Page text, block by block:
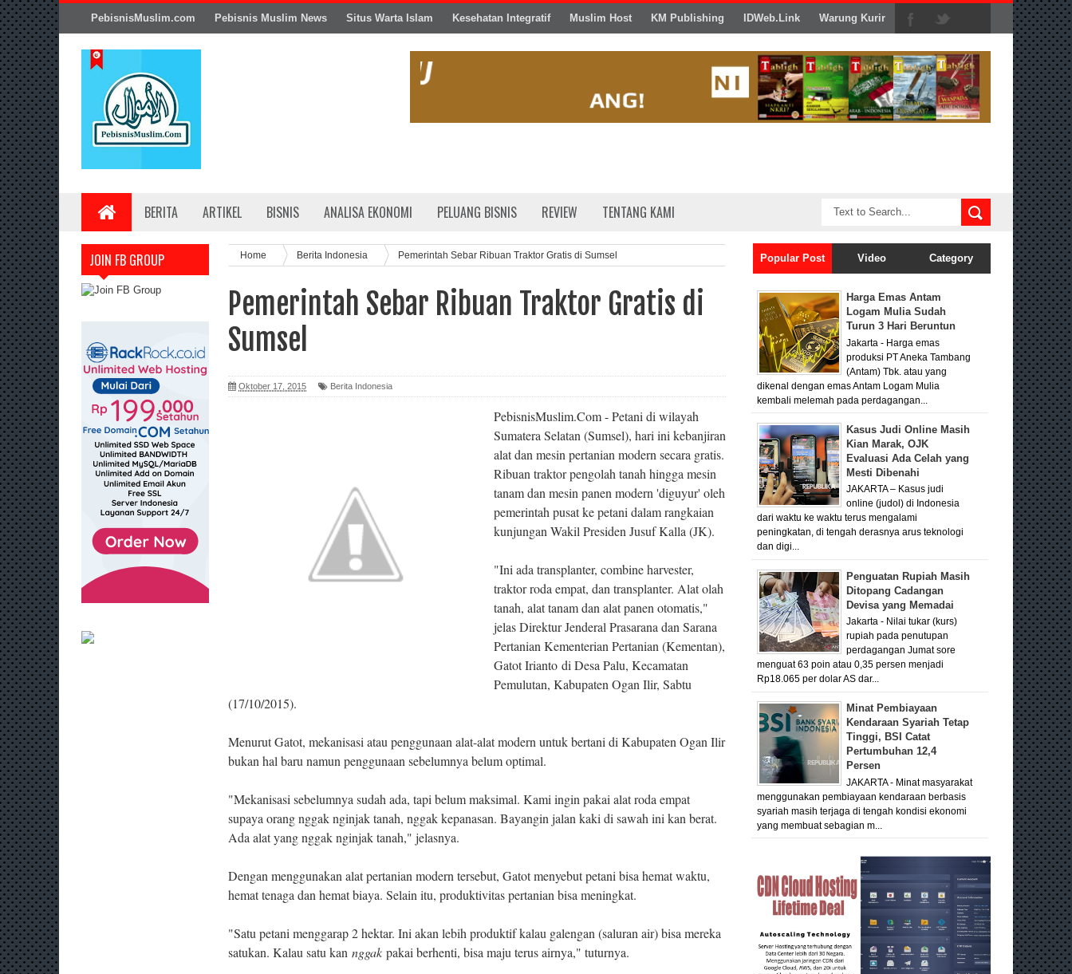
PebisnisMuslim.com Pebisnis Muslim News Situs Warta Islam Kesehatan Integratif Muslim Host KM Publishing IDWeb.Link Warung Kurir
BERITA ARTIKEL BISNIS ANALISA EKONOMI PELUANG BISNIS REVIEW TENTANG KAMI
JOIN FB GROUP Home Berita Indonesia Pemerintah Sebar Ribuan Traktor Gratis di Sumsel
Pemerintah Sebar Ribuan Traktor Gratis di
Sumsel
Oktober 17, 2015 Berita Indonesia
PebisnisMuslim.Com - Petani di wilayah
Sumatera Selatan (Sumsel), hari ini kebanjiran
alat dan mesin pertanian modern secara gratis.
Ribuan traktor pengolah tanah hingga mesin
tanam dan mesin panen modern 'diguyur' oleh
pemerintah pusat ke petani dalam rangkaian
kunjungan Wakil Presiden Jusuf Kalla (JK).
"Ini ada transplanter, combine harvester,
traktor roda empat, dan transplanter. Alat olah
tanah, alat tanam dan alat panen otomatis,"
jelas Direktur Jenderal Prasarana dan Sarana
Pertanian Kementerian Pertanian (Kementan),
Gatot Irianto di Desa Palu, Kecamatan
Pemulutan, Kabupaten Ogan Ilir, Sabtu
(17/10/2015).
Menurut Gatot, mekanisasi atau penggunaan alat-alat modern untuk bertani di Kabupaten Ogan Ilir
bukan hal baru namun penggunaan sebelumnya belum optimal.
"Mekanisasi sebelumnya sudah ada, tapi belum maksimal. Kami ingin pakai alat roda empat
supaya orang nggak nginjak tanah, nggak kepanasan. Bayangin jalan kaki di sawah ini kan berat.
Ada alat yang nggak nginjak tanah," jelasnya.
Dengan menggunakan alat pertanian modern tersebut, Gatot menyebut petani bisa hemat waktu,
hemat tenaga dan hemat biaya. Selain itu, produktivitas pertanian bisa meningkat.
"Satu petani menggarap 2 hektar. Ini akan lebih produktif kalau galengan (saluran air) bisa mereka
satukan. Kalau satu kan nggak pakai berhenti, bisa maju terus airnya," tuturnya.
Popular Post Video Category
Harga Emas Antam
Logam Mulia Sudah
Turun 3 Hari Beruntun
Jakarta - Harga emas
produksi PT Aneka Tambang
(Antam) Tbk. atau yang
dikenal dengan emas Antam Logam Mulia
kembali melemah pada perdagangan...
Kasus Judi Online Masih
Kian Marak, OJK
Evaluasi Ada Celah yang
Mesti Dibenahi
JAKARTA – Kasus judi
online (judol) di Indonesia
dari waktu ke waktu terus mengalami
peningkatan, di tengah derasnya arus teknologi
dan digi...
Penguatan Rupiah Masih
Ditopang Cadangan
Devisa yang Memadai
Jakarta - Nilai tukar (kurs)
rupiah pada penutupan
perdagangan Jumat sore
menguat 63 poin atau 0,35 persen menjadi
Rp18.065 per dolar AS dar...
Minat Pembiayaan
Kendaraan Syariah Tetap
Tinggi, BSI Catat
Pertumbuhan 12,4
Persen
JAKARTA - Minat masyarakat
menggunakan pembiayaan kendaraan berbasis
syariah masih terjaga di tengah kondisi ekonomi
yang membuat sebagian m...